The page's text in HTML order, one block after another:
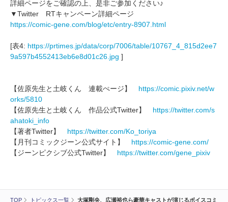
TOP トピックス一覧 大塚剛央、広瀬裕也ら豪華キャストが演じるボイスコミ
詳細ページをご確認の上、是非ご参加ください♪
▼Twitter RTキャンペーン詳細ページ
https://comic-gene.com/blog/etc/entry-8907.html
[表4: https://prtimes.jp/data/corp/7006/table/10767_4_815d2ee7
9a597b4552413eb6e8d01c26.jpg ]
【佐原先生と土岐くん 連載ぺージ】 https://comic.pixiv.net/w
orks/5810
【佐原先生と土岐くん 作品公式Twitter】 https://twitter.com/s
ahatoki_info
【著者Twitter】 https://twitter.com/Ko_toriya
【月刊コミックジーン公式サイト】 https://comic-gene.com/
【ジーンピクシブ公式Twitter】 https://twitter.com/gene_pixiv